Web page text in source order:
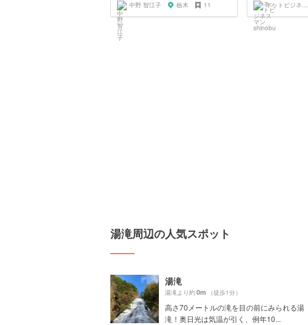
中野 智江子 栃木 11 ネットビジネスマン shinobu
湯滝周辺の人気スポット
湯滝
湯滝より約0m （徒歩1分）
高さ70メートルの滝を目の前にみられる湯
滝！奥日光は気温が引く、例年10...